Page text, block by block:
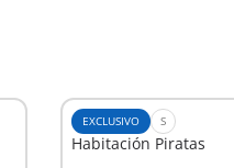
EXCLUSIVO S
Habitación Piratas